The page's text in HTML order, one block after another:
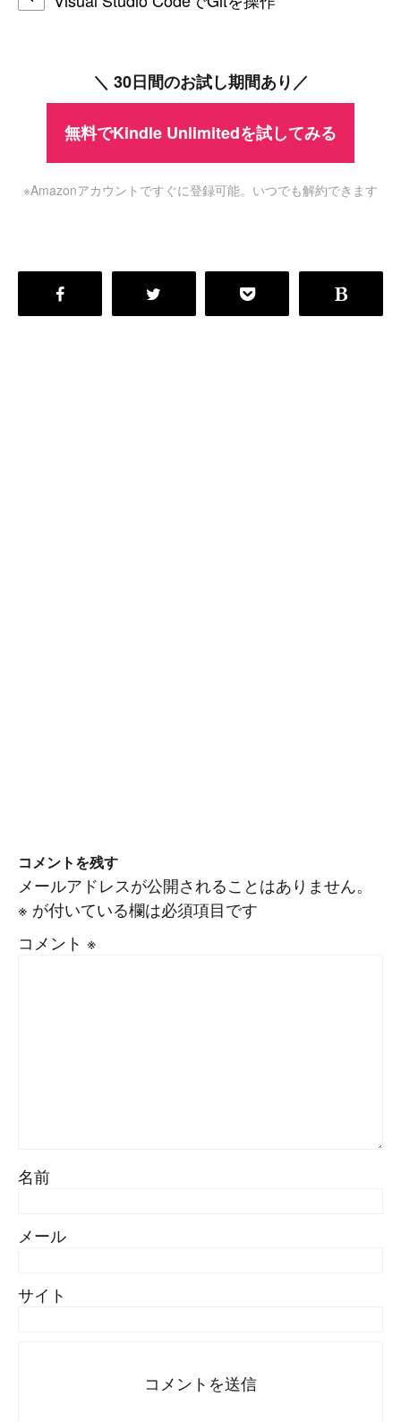
＼ 30日間のお試し期間あり／
無料でKindle Unlimitedを試してみる
※Amazonアカウントですぐに登録可能。いつでも解約できます
コメントを残す
メールアドレスが公開されることはありません。
※ が付いている欄は必須項目です
コメント ※
名前
メール
サイト